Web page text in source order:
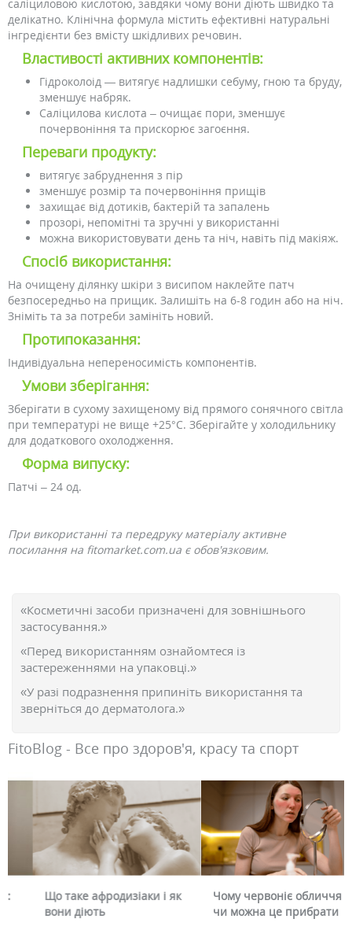
саліциловою кислотою, завдяки чому вони діють швидко та
делікатно. Клінічна формула містить ефективні натуральні
інгредієнти без вмісту шкідливих речовин.
Властивості активних компонентів:
Гідроколоід — витягує надлишки себуму, гною та бруду,
зменшує набряк.
Саліцилова кислота – очищає пори, зменшує
почервоніння та прискорює загоєння.
Переваги продукту:
витягує забруднення з пір
зменшує розмір та почервоніння прищів
захищає від дотиків, бактерій та запалень
прозорі, непомітні та зручні у використанні
можна використовувати день та ніч, навіть під макіяж.
Спосіб використання:
На очищену ділянку шкіри з висипом наклейте патч
безпосередньо на прищик. Залишіть на 6-8 годин або на ніч.
Зніміть та за потреби замініть новий.
Протипоказання:
Індивідуальна непереносимість компонентів.
Умови зберігання:
Зберігати в сухому захищеному від прямого сонячного світла
при температурі не вище +25°С. Зберігайте у холодильнику
для додаткового охолодження.
Форма випуску:
Патчі – 24 од.
При використанні та передруку матеріалу активне
посилання на fitomarket.com.ua є обов'язковим.
«Косметичні засоби призначені для зовнішнього
застосування.»
«Перед використанням ознайомтеся із
застереженнями на упаковці.»
«У разі подразнення припиніть використання та
зверніться до дерматолога.»
FitoBlog - Все про здоров'я, красу та спорт
Що таке афродизіаки і як
вони діють
Чому червоніє обличчя і
чи можна це прибрати